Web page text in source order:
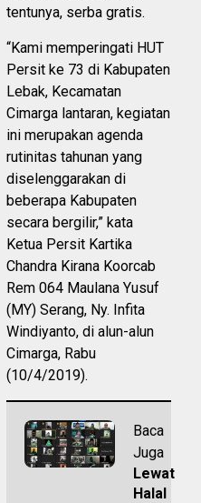
tentunya, serba gratis.
“Kami memperingati HUT
Persit ke 73 di Kabupaten
Lebak, Kecamatan
Cimarga lantaran, kegiatan
ini merupakan agenda
rutinitas tahunan yang
diselenggarakan di
beberapa Kabupaten
secara bergilir,” kata
Ketua Persit Kartika
Chandra Kirana Koorcab
Rem 064 Maulana Yusuf
(MY) Serang, Ny. Infita
Windiyanto, di alun-alun
Cimarga, Rabu
(10/4/2019).
Baca
Juga
Lewat
Halal